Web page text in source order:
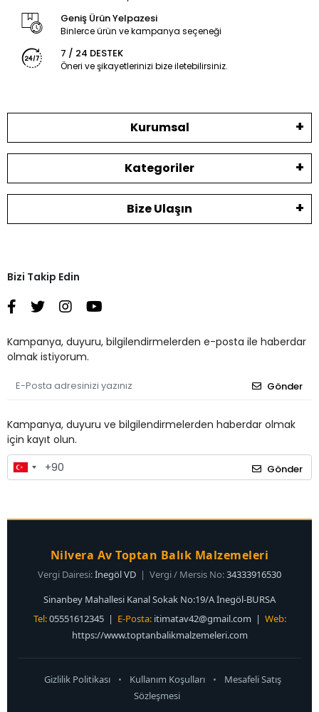
Geniş Ürün Yelpazesi
Binlerce ürün ve kampanya seçeneği
7 / 24 DESTEK
Öneri ve şikayetlerinizi bize iletebilirsiniz.
Kurumsal
Kategoriler
Bize Ulaşın
Bizi Takip Edin
Kampanya, duyuru, bilgilendirmelerden e-posta ile haberdar
olmak istiyorum.
Gönder
Kampanya, duyuru ve bilgilendirmelerden haberdar olmak
için kayıt olun.
Gönder
Nilvera Av Toptan Balık Malzemeleri
Vergi Dairesi:İnegöl VD | Vergi / Mersis No:34333916530
Sinanbey Mahallesi Kanal Sokak No:19/A İnegöl-BURSA
Tel:05551612345 | E-Posta: itimatav42@gmail.com | Web:
https://www.toptanbalikmalzemeleri.com
Gizlilik Politikası • Kullanım Koşulları •
Mesafeli Satış
Sözleşmesi